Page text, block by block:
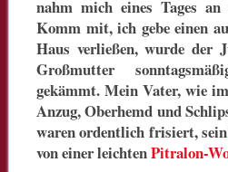
nahm mich eines Tages
Komm mit, ich gebe einen
Haus verließen, wurde der
Großmutter
gekämmt. Mein Vater, wie
Anzug, Oberhemd und
waren ordentlich frisiert,
von einer leichtenPitralon-